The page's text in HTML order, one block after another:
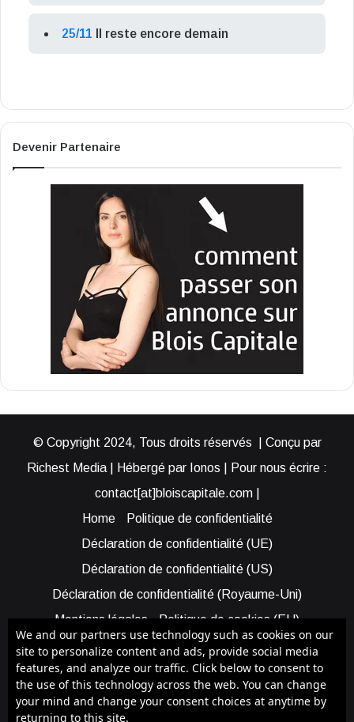
25/11 Il reste encore demain
Devenir Partenaire
© Copyright 2024, Tous droits réservés | Conçu par
Richest Media | Hébergé par Ionos | Pour nous écrire :
contact[at]bloiscapitale.com |
Home
Politique de confidentialité
Déclaration de confidentialité (UE)
Déclaration de confidentialité (US)
Déclaration de confidentialité (Royaume-Uni)
Mentions légales
Politique de cookies (EU)
Cookie Policy (AUS)
Cookie Policy (US)
Qui sommes-nous ?
Participer à Blois Capitale
Bénéficier d’une assistance
We and our partners use technology such as cookies on our
site to personalize content and ads, provide social media
features, and analyze our traffic. Click below to consent to
the use of this technology across the web. You can change
your mind and change your consent choices at anytime by
returning to this site.